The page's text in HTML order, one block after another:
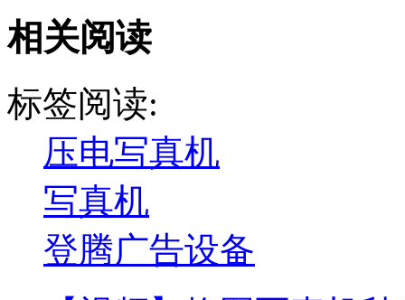
相关阅读
标签阅读:
压电写真机
写真机
登腾广告设备